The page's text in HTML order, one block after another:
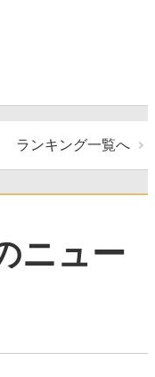
ランキング一覧へ
ニュー